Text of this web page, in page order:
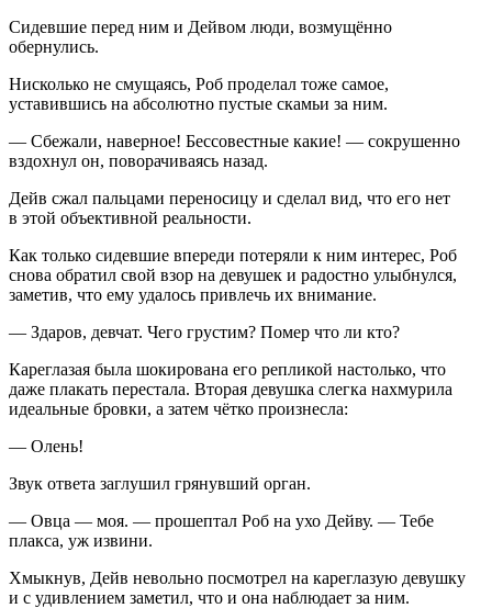
Сидевшие перед ним и Дейвом люди, возмущённо
обернулись.
Нисколько не смущаясь, Роб проделал тоже самое,
уставившись на абсолютно пустые скамьи за ним.
— Сбежали, наверное! Бессовестные какие! — сокрушенно
вздохнул он, поворачиваясь назад.
Дейв сжал пальцами переносицу и сделал вид, что его нет
в этой объективной реальности.
Как только сидевшие впереди потеряли к ним интерес, Роб
снова обратил свой взор на девушек и радостно улыбнулся,
заметив, что ему удалось привлечь их внимание.
— Здаров, девчат. Чего грустим? Помер что ли кто?
Кареглазая была шокирована его репликой настолько, что
даже плакать перестала. Вторая девушка слегка нахмурила
идеальные бровки, а затем чётко произнесла:
— Олень!
Звук ответа заглушил грянувший орган.
— Овца — моя. — прошептал Роб на ухо Дейву. — Тебе
плакса, уж извини.
Хмыкнув, Дейв невольно посмотрел на кареглазую девушку
и с удивлением заметил, что и она наблюдает за ним.